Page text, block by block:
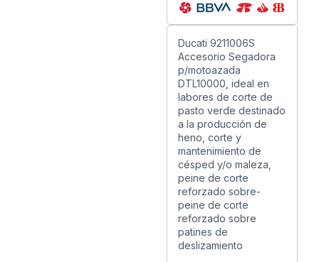
Ducati 9211006S
Accesorio Segadora
p/motoazada
DTL10000, ideal en
labores de corte de
pasto verde destinado
a la producción de
heno, corte y
mantenimiento de
césped y/o maleza,
peine de corte
reforzado sobre-
peine de corte
reforzado sobre
patines de
deslizamiento